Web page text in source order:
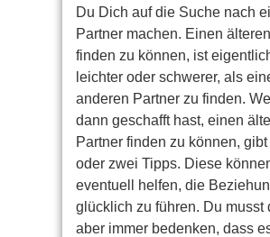
Du Dich auf die Suche nach
Partner machen. Einen
finden zu können, ist
leichter oder schwerer, als
anderen Partner zu finden.
dann geschafft hast, einen
Partner finden zu können,
oder zwei Tipps. Diese
eventuell helfen, die
glücklich zu führen. Du musst
aber immer bedenken, dass